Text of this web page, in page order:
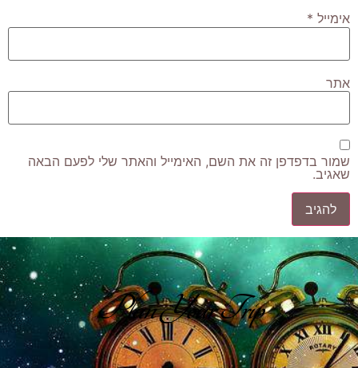
אימייל *
אתר
שמור בדפדפן זה את השם, האימייל והאתר שלי לפעם הבאה
שאגיב.
Plan Your Trip